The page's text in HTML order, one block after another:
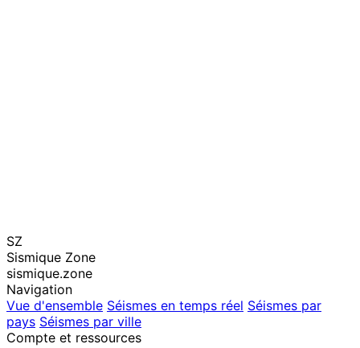
SZ
Sismique Zone
sismique.zone
Navigation
Vue d'ensemble Séismes en temps réel Séismes par
pays Séismes par ville
Compte et ressources